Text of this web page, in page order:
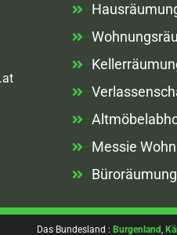
Messie
Büroräumung
Das Bundesland : Burgenland